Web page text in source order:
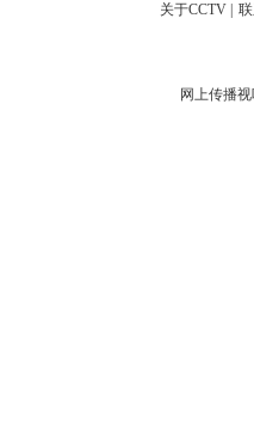
关于CCTV
网上传播